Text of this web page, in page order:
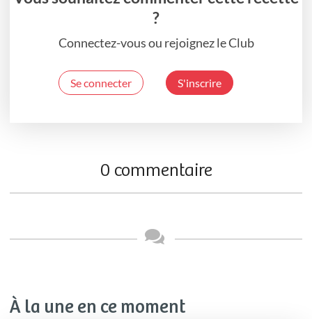
?
Connectez-vous ou rejoignez le Club
Se connecter S'inscrire
0 commentaire
À la une en ce moment